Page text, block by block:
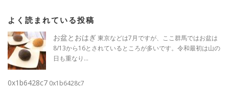
よく読まれている投稿
お盆とおはぎ東京などは7月ですが、ここ群馬ではお盆は
8/13から16とされているところが多いです。令和最初は山の
日も重なり...
0x1b6428c7 0x1b6428c7